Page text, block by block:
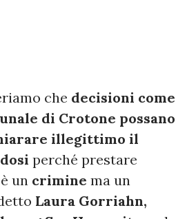
che decisioni come
di Crotone possano
illegittimo il
perché prestare
un crimine ma un
Laura Gorriahn,